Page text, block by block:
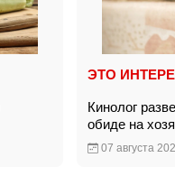
ЭТО
Кинолог
обиде на
07 августа